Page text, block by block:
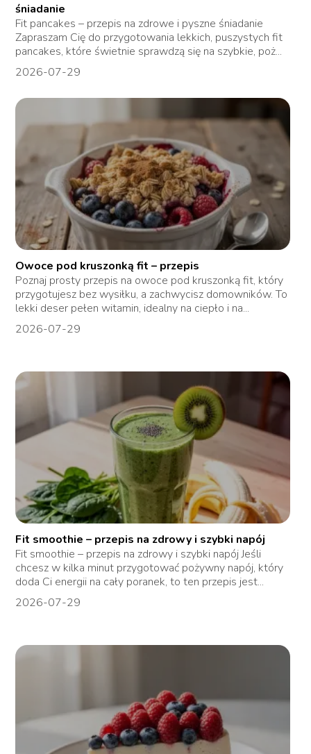
śniadanie
Fit pancakes – przepis na zdrowe i pyszne śniadanie
Zapraszam Cię do przygotowania lekkich, puszystych fit
pancakes, które świetnie sprawdzą się na szybkie, poż...
2026-07-29
Owoce pod kruszonką fit – przepis
Poznaj prosty przepis na owoce pod kruszonką fit, który
przygotujesz bez wysiłku, a zachwycisz domowników. To
lekki deser pełen witamin, idealny na ciepło i na...
2026-07-29
Fit smoothie – przepis na zdrowy i szybki napój
Fit smoothie – przepis na zdrowy i szybki napój Jeśli
chcesz w kilka minut przygotować pożywny napój, który
doda Ci energii na cały poranek, to ten przepis jest...
2026-07-29